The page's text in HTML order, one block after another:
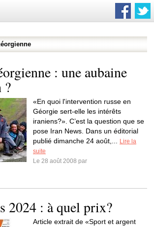
: une aubaine
?
«En quoi l'intervention russe en
Géorgie sert-elle les intérêts
iraniens?». C’est la question que se
pose Iran News. Dans un éditorial
publié dimanche 24 août,...
Lire la
suite
Le 28 août 2008 par
2024 : à quel prix?
Article extrait de «Sport et argent